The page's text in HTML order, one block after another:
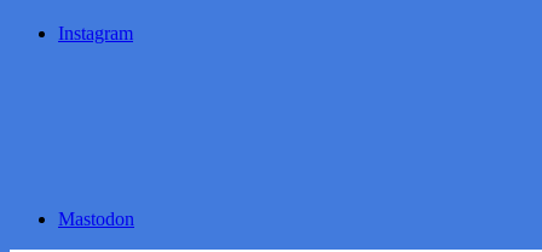
Instagram
Mastodon